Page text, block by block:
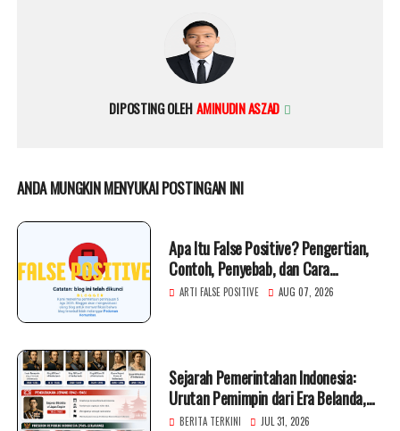
DIPOSTING OLEH AMINUDIN ASZAD
ANDA MUNGKIN MENYUKAI POSTINGAN INI
Apa Itu False Positive? Pengertian,
Contoh, Penyebab, dan Cara
Mengatasinya
ARTI FALSE POSITIVE AUG 07, 2026
Sejarah Pemerintahan Indonesia:
Urutan Pemimpin dari Era Belanda,
Jepang, hingga Presiden RI
BERITA TERKINI JUL 31, 2026